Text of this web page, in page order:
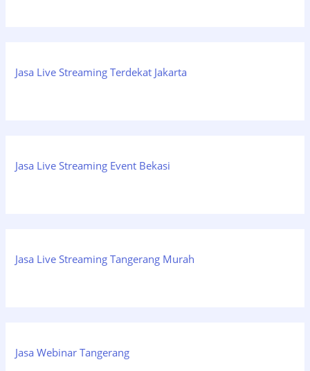
Jasa Live Streaming Terdekat Jakarta
Jasa Live Streaming Event Bekasi
Jasa Live Streaming Tangerang Murah
Jasa Webinar Tangerang